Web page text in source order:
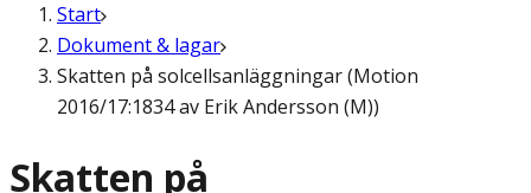
Start
Dokument & lagar
Skatten på solcellsanläggningar (Motion
2016/17:1834 av Erik Andersson (M))
Skatten på